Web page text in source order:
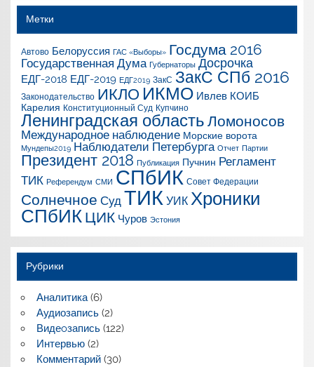
Метки
Автово Белоруссия ГАС «Выборы» Госдума 2016
Государственная Дума Губернаторы Досрочка
ЕДГ-2018 ЕДГ-2019 ЕДГ2019 ЗакС ЗакС СПб 2016
Законодательство ИКЛО ИКМО Ивлев КОИБ
Карелия Конституционный Суд Купчино
Ленинградская область Ломоносов
Международное наблюдение Морские ворота
Мундепы2019 Наблюдатели Петербурга Отчет Партии
Президент 2018 Публикация Пучнин Регламент
ТИК Референдум СМИ СПбИК Совет Федерации
Солнечное Суд ТИК УИК Хроники
СПбИК ЦИК Чуров Эстония
Рубрики
Аналитика(6)
Аудиозапись(2)
Видеoзапись(122)
Интервью(2)
Комментарий(30)